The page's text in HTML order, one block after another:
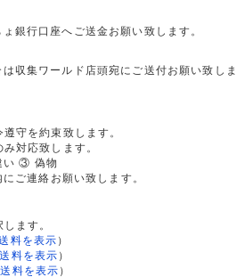
銀行口座へご送金お願い致します。
収集ワールド店頭宛にご送付お願い致しま
守を約束致します。
対応致します。
い ③ 偽物
ご連絡お願い致します。
ます。
料を表示 ）
送料を表示 ）
送料を表示 ）